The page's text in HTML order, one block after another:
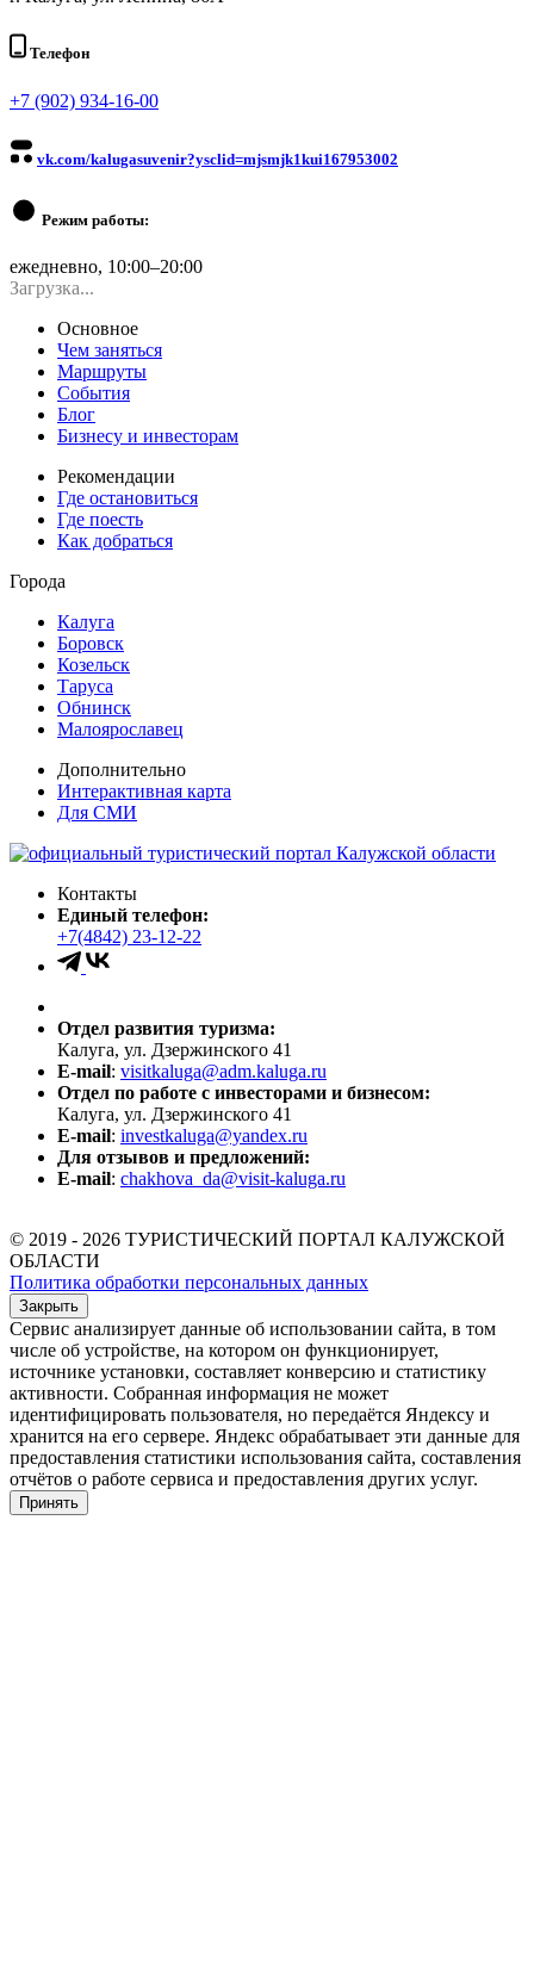
Телефон
+7 (902) 934-16-00
vk.com/kalugasuvenir?ysclid=mjsmjk1kui167953002
Режим работы:
ежедневно, 10:00–20:00
Загрузка...
Основное
Чем заняться
Маршруты
События
Блог
Бизнесу и инвесторам
Рекомендации
Где остановиться
Где поесть
Как добраться
Города
Калуга
Боровск
Козельск
Таруса
Обнинск
Малоярославец
Дополнительно
Интерактивная карта
Для СМИ
Контакты
Единый телефон:
+7(4842) 23-12-22
Отдел развития туризма:
Калуга, ул. Дзержинского 41
E-mail: visitkaluga@adm.kaluga.ru
Отдел по работе с инвесторами и бизнесом:
Калуга, ул. Дзержинского 41
E-mail: investkaluga@yandex.ru
Для отзывов и предложений:
E-mail: chakhova_da@visit-kaluga.ru
© 2019 - 2026 ТУРИСТИЧЕСКИЙ ПОРТАЛ КАЛУЖСКОЙ
ОБЛАСТИ
Политика обработки персональных данных
Закрыть
Сервис анализирует данные об использовании сайта, в том
числе об устройстве, на котором он функционирует,
источнике установки, составляет конверсию и статистику
активности. Собранная информация не может
идентифицировать пользователя, но передаётся Яндексу и
хранится на его сервере. Яндекс обрабатывает эти данные для
предоставления статистики использования сайта, составления
отчётов о работе сервиса и предоставления других услуг.
Принять